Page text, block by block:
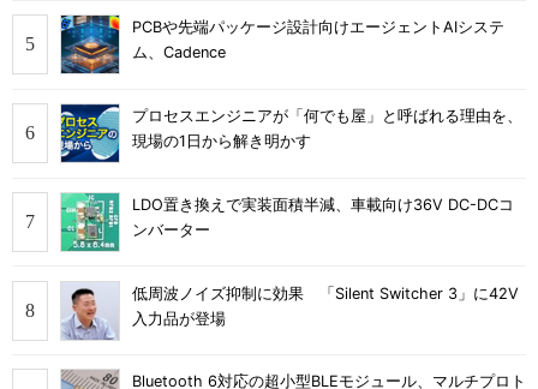
PCBや先端パッケージ設計向けエージェントAIシステ
ム、Cadence
プロセスエンジニアが「何でも屋」と呼ばれる理由を、
現場の1日から解き明かす
LDO置き換えで実装面積半減、車載向け36V DC-DCコ
ンバーター
低周波ノイズ抑制に効果 「Silent Switcher 3」に42V
入力品が登場
Bluetooth 6対応の超小型BLEモジュール、マルチプロト